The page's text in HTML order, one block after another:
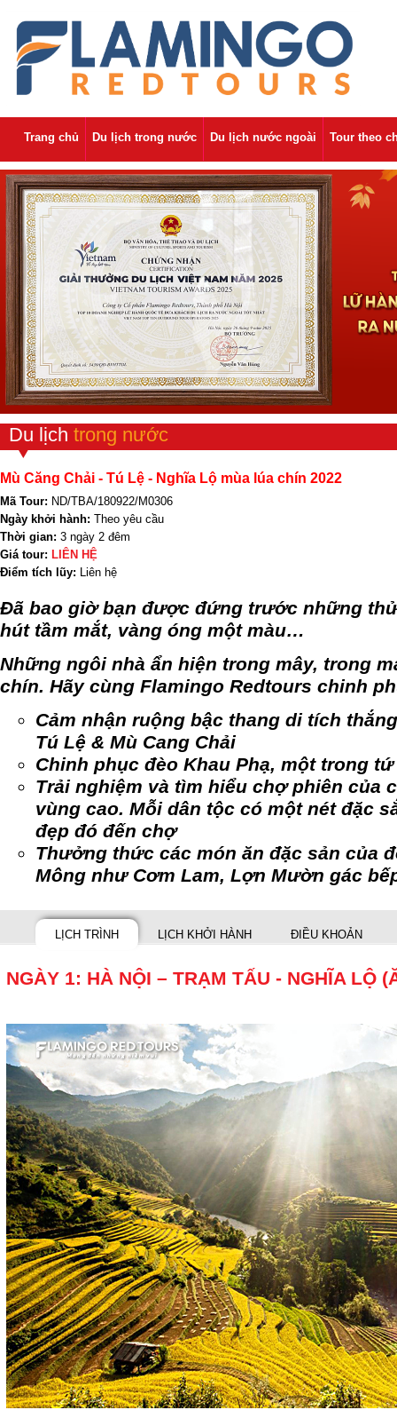
Trang chủ Du lịch trong nước Du lịch nước ngoài Tour theo
Du lịch trong nước
Mù Căng Chải - Tú Lệ - Nghĩa Lộ mùa lúa chín 2022
Mã Tour: ND/TBA/180922/M0306
Ngày khởi hành: Theo yêu cầu
Thời gian: 3 ngày 2 đêm
Giá tour: LIÊN HỆ
Điểm tích lũy: Liên hệ
Đã bao giờ bạn được đứng trước những
hút tầm mắt, vàng óng một màu…
Những ngôi nhà ẩn hiện trong mây, trong
chín. Hãy cùng Flamingo Redtours chinh
Cảm nhận ruộng bậc thang di tích
Tú Lệ & Mù Cang Chải
Chinh phục đèo Khau Phạ, một trong
Trải nghiệm và tìm hiểu chợ phiên của
vùng cao. Mỗi dân tộc có một nét đặc
đẹp đó đến chợ
Thưởng thức các món ăn đặc sản của
Mông như Cơm Lam, Lợn Mườn gác
LỊCH TRÌNH LỊCH KHỞI HÀNH ĐIỀU KHOẢN
NGÀY 1: HÀ NỘI – TRẠM TẤU - NGHĨA LỘ